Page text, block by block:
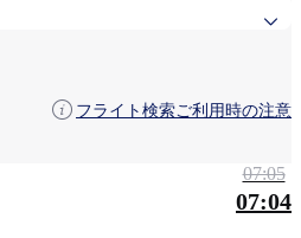
フライト検索ご利用時の注意
07:05
07:04